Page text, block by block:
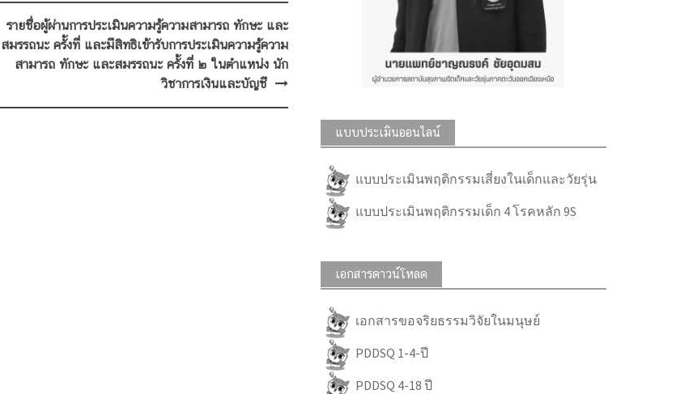
รายชื่อผู้ผ่านการประเมินความรู้ความสามารถ ทักษะ และ
สมรรถนะ ครั้งที่ และมีสิทธิเข้ารับการประเมินความรู้ความ
สามารถ ทักษะ และสมรรถนะ ครั้งที่ ๒ ในตำแหน่ง นัก
วิชาการเงินและบัญชี
แบบประเมินออนไลน์
แบบประเมินพฤติกรรมเสี่ยงในเด็กและวัยรุ่น
แบบประเมินพฤติกรรมเด็ก 4 โรคหลัก 9S
เอกสารดาวน์โหลด
เอกสารขอจริยธรรมวิจัยในมนุษย์
PDDSQ 1-4-ปี
PDDSQ 4-18 ปี